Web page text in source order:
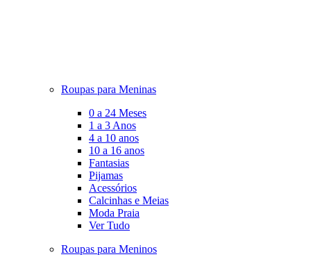
Roupas para Meninas
0 a 24 Meses
1 a 3 Anos
4 a 10 anos
10 a 16 anos
Fantasias
Pijamas
Acessórios
Calcinhas e Meias
Moda Praia
Ver Tudo
Roupas para Meninos